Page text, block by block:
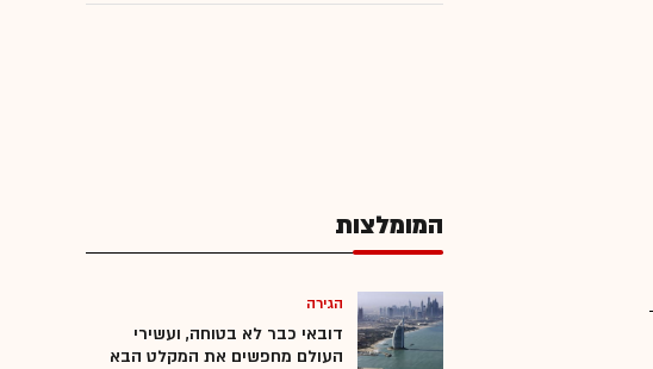
המומלצות
הגירה
דובאי כבר לא בטוחה, ועשירי
העולם מחפשים את המקלט הבא